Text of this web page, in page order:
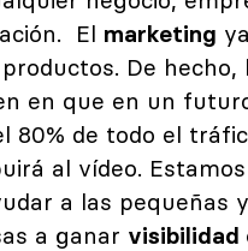
El marketing
De hecho,
en que en un
80% de todo el
al vídeo.
a las pequeñas
a ganar visibilidad